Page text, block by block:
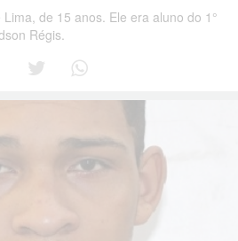
de 15 anos. Ele era aluno do 1°
Régis.